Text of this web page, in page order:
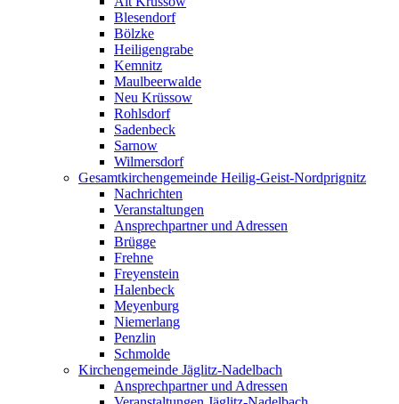
Blesendorf
Bölzke
Heiligengrabe
Kemnitz
Maulbeerwalde
Neu Krüssow
Rohlsdorf
Sadenbeck
Sarnow
Wilmersdorf
Gesamtkirchengemeinde Heilig-Geist-Nordprignitz
Nachrichten
Veranstaltungen
Ansprechpartner und Adressen
Brügge
Frehne
Freyenstein
Halenbeck
Meyenburg
Niemerlang
Penzlin
Schmolde
Kirchengemeinde Jäglitz-Nadelbach
Ansprechpartner und Adressen